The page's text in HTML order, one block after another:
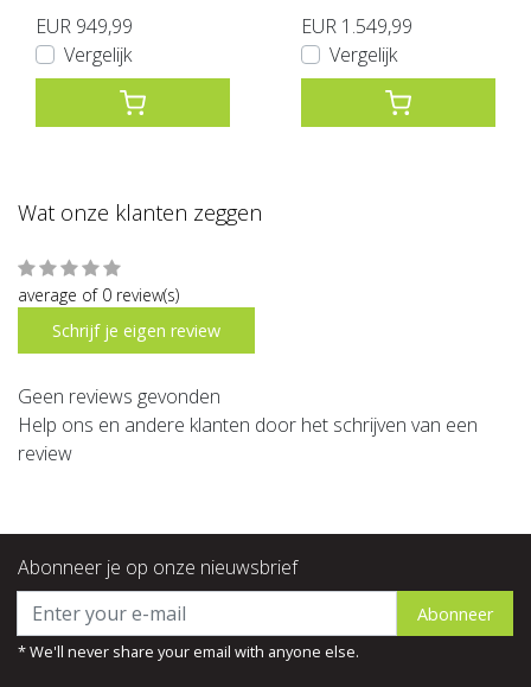
EUR 949,99
Vergelijk
EUR 1.549,99
Vergelijk
Wat onze klanten zeggen
average of 0 review(s)
Schrijf je eigen review
Geen reviews gevonden
Help ons en andere klanten door het schrijven van een
review
Abonneer je op onze nieuwsbrief
Abonneer
* We'll never share your email with anyone else.